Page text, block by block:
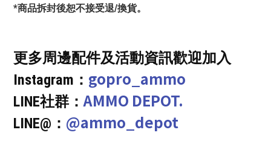
*商品拆封後恕不接受退/換貨。
更多周邊配件及活動資訊歡迎加入
Instagram： gopro_ammo
LINE社群：AMMO DEPOT.
LINE@： @ammo_depot